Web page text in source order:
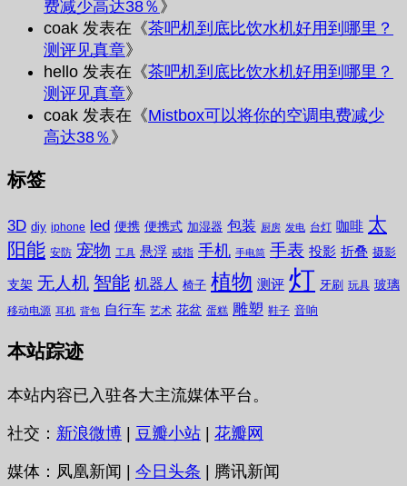
费减少高达38％ 》
coak 发表在《茶吧机到底比饮水机好用到哪里？
测评见真章》
hello 发表在《茶吧机到底比饮水机好用到哪里？
测评见真章》
coak 发表在《Mistbox可以将你的空调电费减少
高达38％ 》
标签
3D diy iphone led 便携 便携式 加湿器 包装 厨房 发电 台灯 咖啡 太
阳能 安防 宠物 工具 悬浮 戒指 手机 手电筒 手表 投影 折叠 摄影
支架 无人机 智能 机器人 椅子 植物 测评 灯 牙刷 玩具 玻璃
移动电源 耳机 背包 自行车 艺术 花盆 蛋糕 雕塑 鞋子 音响
本站踪迹
本站内容已入驻各大主流媒体平台。
社交： 新浪微博 | 豆瓣小站 | 花瓣网
媒体：凤凰新闻 | 今日头条 | 腾讯新闻